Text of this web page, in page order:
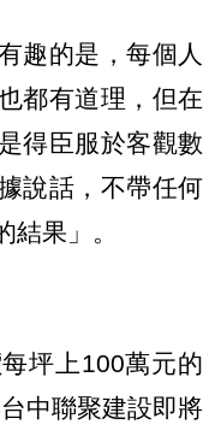
趣的是，每個人
都有道理，但在
得臣服於客觀數
說話，不帶任何
果」。
坪上100萬元的
中聯聚建設即將